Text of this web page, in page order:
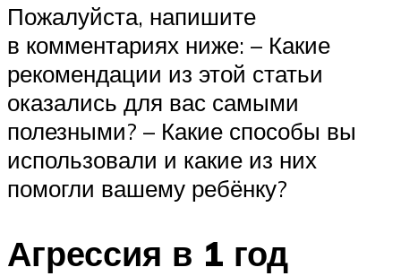
Пожалуйста, напишите
в комментариях ниже: – Какие
рекомендации из этой статьи
оказались для вас самыми
полезными? – Какие способы вы
использовали и какие из них
помогли вашему ребёнку?
Агрессия в 1 год